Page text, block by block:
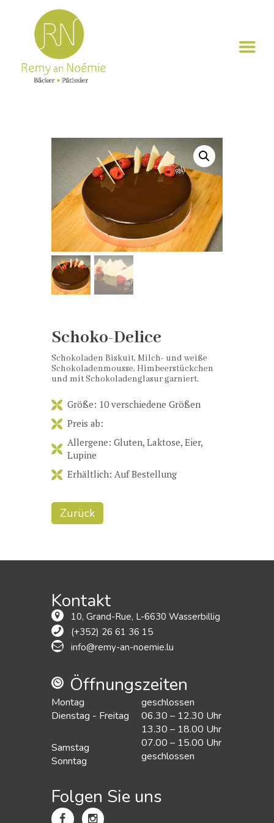
Schoko-Delice
Zurück
Schokoladen Biskuit, Milch- und weiße
Schokoladenmousse, Himbeerstückchen
und mit Schokoladenglasur garniert.
Größe: 10 verschiedene Größen
Preis ab:
Allergene: Gluten, Laktose, Eier,
Lupine
Erhältlich: Auf Bestellung
Kontakt
10, Grand-Rue, L-6630 Wasserbillig
(+352) 26 61 36 15
info@remy-an-noemie.lu
Öffnungszeiten
Montag
Dienstag - Freitag
Samstag
Sonntag
geschlossen
06.30 – 12.30 Uhr
13.30 – 18.00 Uhr
07.00 – 15.00 Uhr
geschlossen
Folgen Sie uns